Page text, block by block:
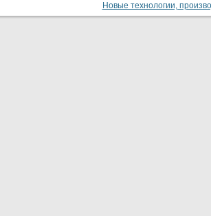
Новые технологии,